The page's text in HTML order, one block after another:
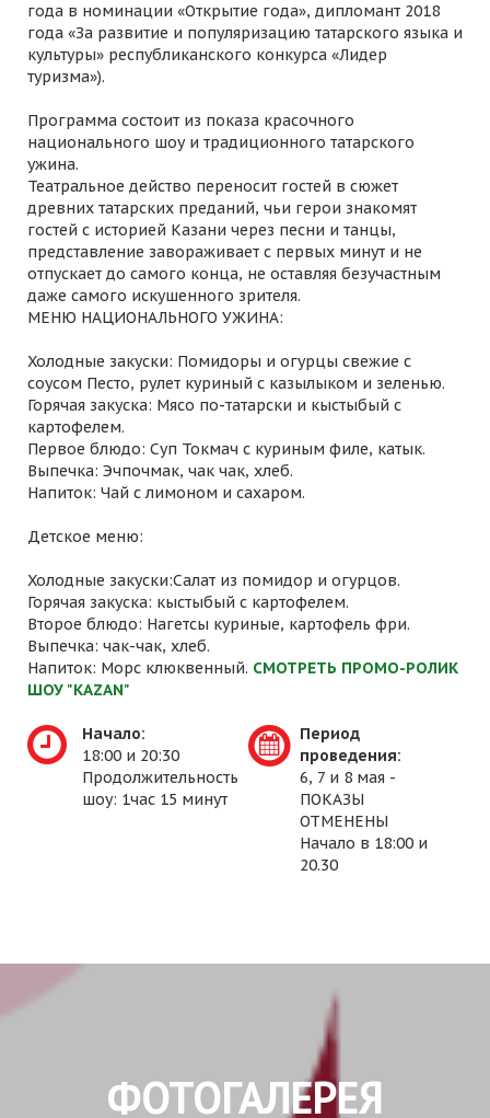
года в номинации «Открытие года», дипломант 2018
года «За развитие и популяризацию татарского языка и
культуры» республиканского конкурса «Лидер
туризма»).
Программа состоит из показа красочного
национального шоу и традиционного татарского
ужина.
Театральное действо переносит гостей в сюжет
древних татарских преданий, чьи герои знакомят
гостей с историей Казани через песни и танцы,
представление завораживает с первых минут и не
отпускает до самого конца, не оставляя безучастным
даже самого искушенного зрителя.
МЕНЮ НАЦИОНАЛЬНОГО УЖИНА:
Холодные закуски: Помидоры и огурцы свежие с
соусом Песто, рулет куриный с казылыком и зеленью.
Горячая закуска: Мясо по-татарски и кыстыбый с
картофелем.
Первое блюдо: Суп Токмач с куриным филе, катык.
Выпечка: Эчпочмак, чак чак, хлеб.
Напиток: Чай с лимоном и сахаром.
Детское меню:
Холодные закуски:Салат из помидор и огурцов.
Горячая закуска: кыстыбый с картофелем.
Второе блюдо: Нагетсы куриные, картофель фри.
Выпечка: чак-чак, хлеб.
Напиток: Морс клюквенный. СМОТРЕТЬ ПРОМО-РОЛИК
ШОУ "KAZAN"
Начало:
18:00 и 20:30
Продолжительность
шоу: 1час 15 минут
Период
проведения:
6, 7 и 8 мая -
ПОКАЗЫ
ОТМЕНЕНЫ
Начало в 18:00 и
20.30
ФОТОГАЛЕРЕЯ